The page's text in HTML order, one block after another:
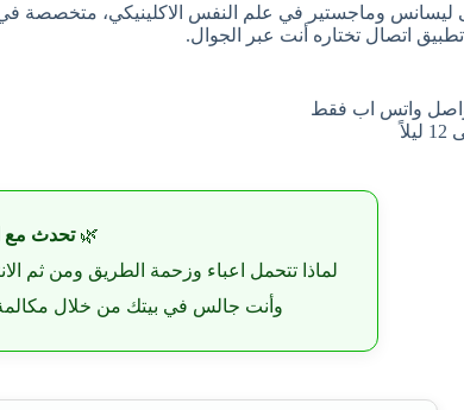
اتصال تختاره أنت عبر الجوال.
واتس اب فقط
🌿تحدث مع
لماذا تتحمل اعباء وزحمة الطريق ومن ثم
وأنت جالس في بيتك من خلال مكالمة